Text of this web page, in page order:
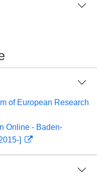
of European Research
Online - Baden-
]